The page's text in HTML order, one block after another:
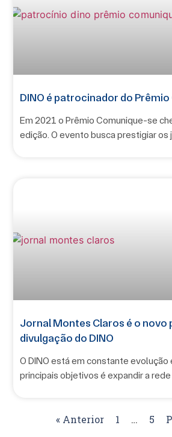
DINO é patrocinador do
Em 2021 o Prêmio Comunique-se
edição. O evento busca prestigiar
Jornal Montes Claros é o novo
divulgação do DINO
O DINO está em constante evolução
principais objetivos é expandir a
« Anterior 1 … 5